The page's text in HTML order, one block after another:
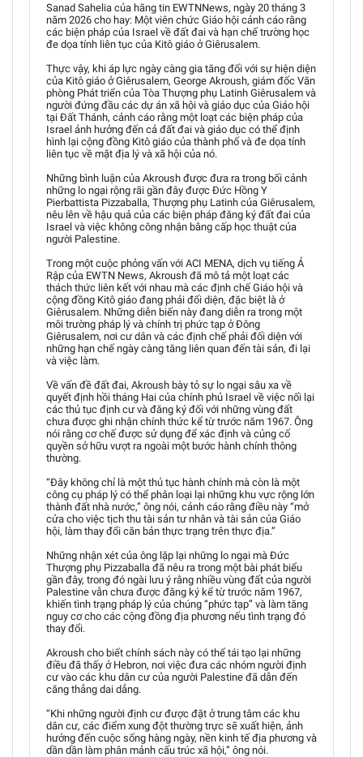
Sanad Sahelia của hãng tin EWTNNews, ngày 20 tháng 3
năm 2026 cho hay: Một viên chức Giáo hội cảnh cáo rằng
các biện pháp của Israel về đất đai và hạn chế trường học
đe dọa tính liên tục của Kitô giáo ở Giêrusalem.
Thực vậy, khi áp lực ngày càng gia tăng đối với sự hiện diện
của Kitô giáo ở Giêrusalem, George Akroush, giám đốc Văn
phòng Phát triển của Tòa Thượng phụ Latinh Giêrusalem và
người đứng đầu các dự án xã hội và giáo dục của Giáo hội
tại Đất Thánh, cảnh cáo rằng một loạt các biện pháp của
Israel ảnh hưởng đến cả đất đai và giáo dục có thể định
hình lại cộng đồng Kitô giáo của thành phố và đe dọa tính
liên tục về mặt địa lý và xã hội của nó.
Những bình luận của Akroush được đưa ra trong bối cảnh
những lo ngại rộng rãi gần đây được Đức Hồng Y
Pierbattista Pizzaballa, Thượng phụ Latinh của Giêrusalem,
nêu lên về hậu quả của các biện pháp đăng ký đất đai của
Israel và việc không công nhận bằng cấp học thuật của
người Palestine.
Trong một cuộc phỏng vấn với ACI MENA, dịch vụ tiếng Ả
Rập của EWTN News, Akroush đã mô tả một loạt các
thách thức liên kết với nhau mà các định chế Giáo hội và
cộng đồng Kitô giáo đang phải đối diện, đặc biệt là ở
Giêrusalem. Những diễn biến này đang diễn ra trong một
môi trường pháp lý và chính trị phức tạp ở Đông
Giêrusalem, nơi cư dân và các định chế phải đối diện với
những hạn chế ngày càng tăng liên quan đến tài sản, đi lại
và việc làm.
Về vấn đề đất đai, Akroush bày tỏ sự lo ngại sâu xa về
quyết định hồi tháng Hai của chính phủ Israel về việc nối lại
các thủ tục định cư và đăng ký đối với những vùng đất
chưa được ghi nhận chính thức kể từ trước năm 1967. Ông
nói rằng cơ chế được sử dụng để xác định và củng cố
quyền sở hữu vượt ra ngoài một bước hành chính thông
thường.
“Đây không chỉ là một thủ tục hành chính mà còn là một
công cụ pháp lý có thể phân loại lại những khu vực rộng lớn
thành đất nhà nước,” ông nói, cảnh cáo rằng điều này “mở
cửa cho việc tịch thu tài sản tư nhân và tài sản của Giáo
hội, làm thay đổi căn bản thực trạng trên thực địa.”
Những nhận xét của ông lặp lại những lo ngại mà Đức
Thượng phụ Pizzaballa đã nêu ra trong một bài phát biểu
gần đây, trong đó ngài lưu ý rằng nhiều vùng đất của người
Palestine vẫn chưa được đăng ký kể từ trước năm 1967,
khiến tình trạng pháp lý của chúng “phức tạp” và làm tăng
nguy cơ cho các cộng đồng địa phương nếu tình trạng đó
thay đổi.
Akroush cho biết chính sách này có thể tái tạo lại những
điều đã thấy ở Hebron, nơi việc đưa các nhóm người định
cư vào các khu dân cư của người Palestine đã dẫn đến
căng thẳng dai dẳng.
“Khi những người định cư được đặt ở trung tâm các khu
dân cư, các điểm xung đột thường trực sẽ xuất hiện, ảnh
hưởng đến cuộc sống hàng ngày, nền kinh tế địa phương và
dần dần làm phân mảnh cấu trúc xã hội,” ông nói.